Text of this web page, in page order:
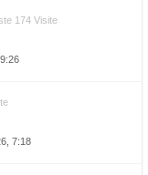
174 Visite
7:18